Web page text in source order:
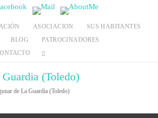
ASOCIACION
SUS HABITANTES
BLOG
PATROCINADORES
(Toledo)
de La Guardia (Toledo)